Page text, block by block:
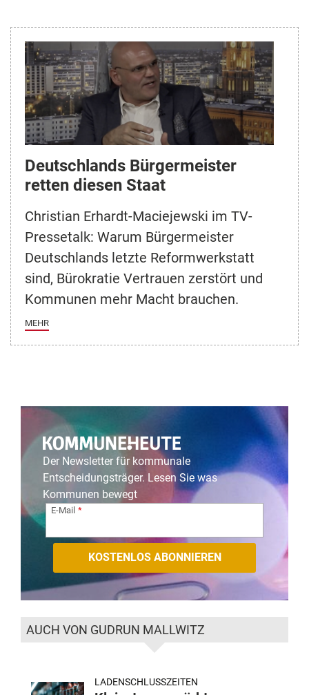
Deutschlands Bürgermeister
retten diesen Staat
Christian Erhardt-Maciejewski im TV-
Pressetalk: Warum Bürgermeister
Deutschlands letzte Reformwerkstatt
sind, Bürokratie Vertrauen zerstört und
Kommunen mehr Macht brauchen.
MEHR
Der Newsletter für kommunale
Entscheidungsträger. Lesen Sie was
Kommunen bewegt
E-Mail
AUCH VON GUDRUN MALLWITZ
LADENSCHLUSSZEITEN